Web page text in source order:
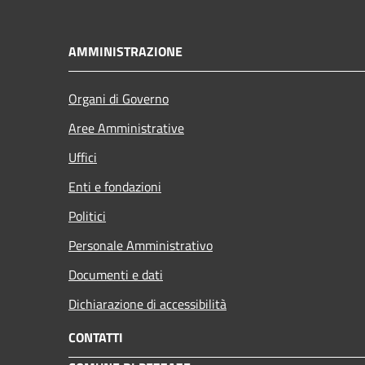
AMMINISTRAZIONE
Organi di Governo
Aree Amministrative
Uffici
Enti e fondazioni
Politici
Personale Amministrativo
Documenti e dati
Dichiarazione di accessibilità
CONTATTI